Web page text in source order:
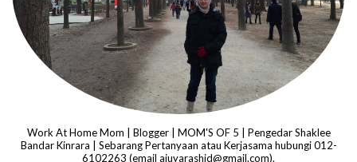
Work At Home Mom | Blogger | MOM'S OF 5 | Pengedar Shaklee
Bandar Kinrara | Sebarang Pertanyaan atau Kerjasama hubungi 012-
6102263 (email ajuyarashid@gmail.com).